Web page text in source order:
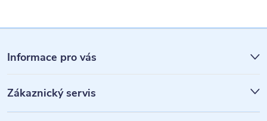
á
p
a
Informace pro vás
Zákaznický servis